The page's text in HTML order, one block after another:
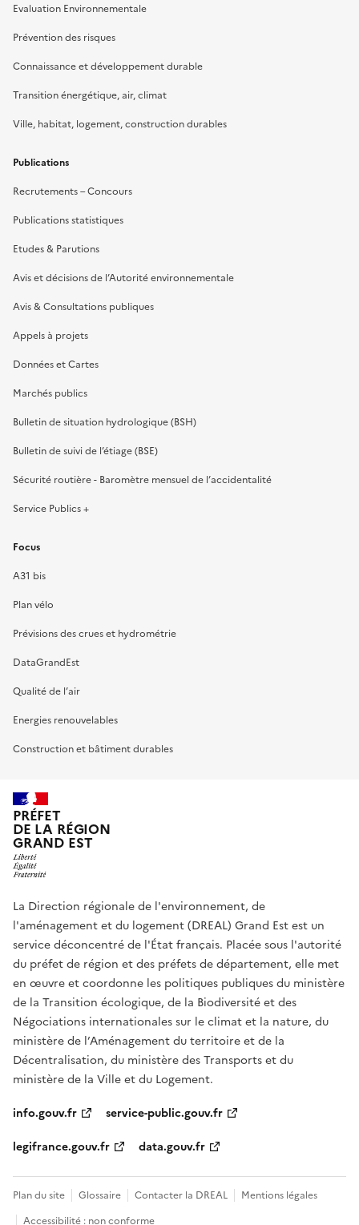
Evaluation Environnementale
Prévention des risques
Connaissance et développement durable
Transition énergétique, air, climat
Ville, habitat, logement, construction durables
Publications
Recrutements – Concours
Publications statistiques
Etudes & Parutions
Avis et décisions de l’Autorité environnementale
Avis & Consultations publiques
Appels à projets
Données et Cartes
Marchés publics
Bulletin de situation hydrologique (BSH)
Bulletin de suivi de l’étiage (BSE)
Sécurité routière - Baromètre mensuel de l’accidentalité
Service Publics +
Focus
A31 bis
Plan vélo
Prévisions des crues et hydrométrie
DataGrandEst
Qualité de l’air
Energies renouvelables
Construction et bâtiment durables
PRÉFET
DE LA RÉGION
GRAND EST
La Direction régionale de l'environnement, de
l'aménagement et du logement (DREAL) Grand Est est un
service déconcentré de l'État français. Placée sous l'autorité
du préfet de région et des préfets de département, elle met
en œuvre et coordonne les politiques publiques du ministère
de la Transition écologique, de la Biodiversité et des
Négociations internationales sur le climat et la nature, du
ministère de l’Aménagement du territoire et de la
Décentralisation, du ministère des Transports et du
ministère de la Ville et du Logement.
info.gouv.fr
service-public.gouv.fr
legifrance.gouv.fr
data.gouv.fr
Plan du site Glossaire Contacter la DREAL
Mentions légales
Accessibilité : non conforme